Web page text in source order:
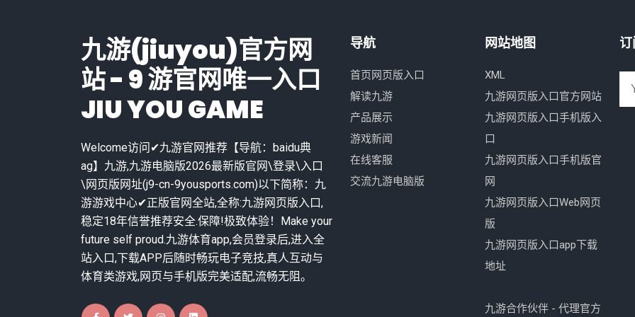
九游(jiuyou)官方网
站 - 9 游官网唯一入口
JIU YOU GAME
Welcome访问✔九游官网推荐【导航：baidu典
ag】九游,九游电脑版2026最新版官网\登录\入口
\网页版网址(j9-cn-9yousports.com)以下简称：九
游游戏中心✔正版官网全站,全称:九游网页版入口,
稳定18年信誉推荐安全.保障!极致体验！Make your
future self proud.九游体育app,会员登录后,进入全
站入口,下载APP后随时畅玩电子竞技,真人互动与
体育类游戏,网页与手机版完美适配,流畅无阻。
导航
首页网页版入口
解读九游
产品展示
游戏新闻
在线客服
交流九游电脑版
网站地图
XML
九游网页版入口官方网站
九游网页版入口手机版入
口
九游网页版入口手机版官
网
九游网页版入口Web网页
版
九游网页版入口app下载
地址
九游合作伙伴 - 代理官方